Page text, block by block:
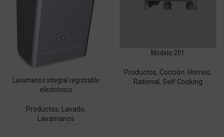
Lavamanos integral registrable
electrónico
Productos, Lavado,
Lavamanos
Modelo 201
Productos, Cocción, Hornos,
Rational , Self Cooking